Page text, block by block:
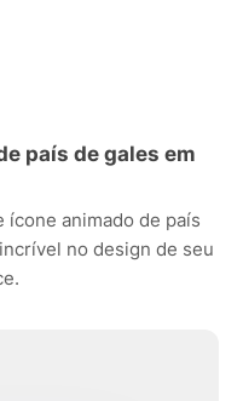
país de gales em
ícone animado de país
no design de seu